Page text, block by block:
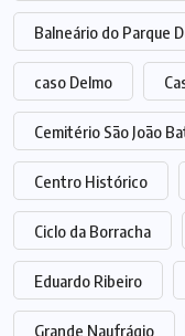
Balneário do Parque
caso Delmo
Cemitério São João
Centro Histórico
Ciclo da Borracha
Eduardo Ribeiro
Grande Naufrágio